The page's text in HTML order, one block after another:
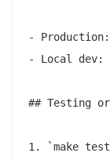
-
- Local dev:
## Testing
1. `make